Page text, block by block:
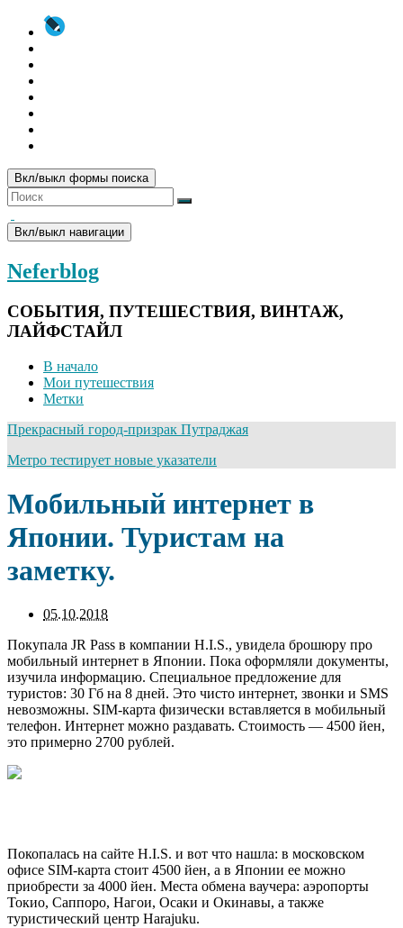
Вкл/выкл формы поиска
Вкл/выкл навигации
Neferblog
СОБЫТИЯ, ПУТЕШЕСТВИЯ, ВИНТАЖ,
ЛАЙФСТАЙЛ
В начало
Мои путешествия
Метки
Прекрасный город-призрак Путраджая
Метро тестирует новые указатели
Мобильный интернет в
Японии. Туристам на
заметку.
05.10.2018
Покупала JR Pass в компании H.I.S., увидела брошюру про
мобильный интернет в Японии. Пока оформляли документы,
изучила информацию. Специальное предложение для
туристов: 30 Гб на 8 дней. Это чисто интернет, звонки и SMS
невозможны. SIM-карта физически вставляется в мобильный
телефон. Интернет можно раздавать. Стоимость — 4500 йен,
это примерно 2700 рублей.
Покопалась на сайте H.I.S. и вот что нашла: в московском
офисе SIM-карта стоит 4500 йен, а в Японии ее можно
приобрести за 4000 йен. Места обмена ваучера: аэропорты
Токио, Саппоро, Нагои, Осаки и Окинавы, а также
туристический центр Harajuku.